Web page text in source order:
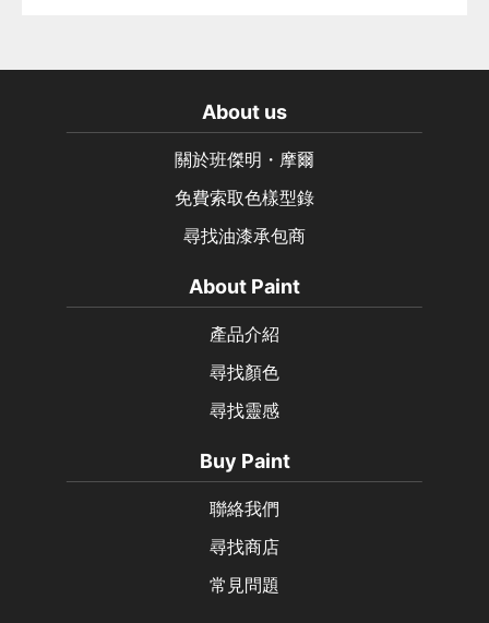
About us
關於班傑明・摩爾
免費索取色樣型錄
尋找油漆承包商
About Paint
產品介紹
尋找顏色
尋找靈感
Buy Paint
聯絡我們
尋找商店
常見問題